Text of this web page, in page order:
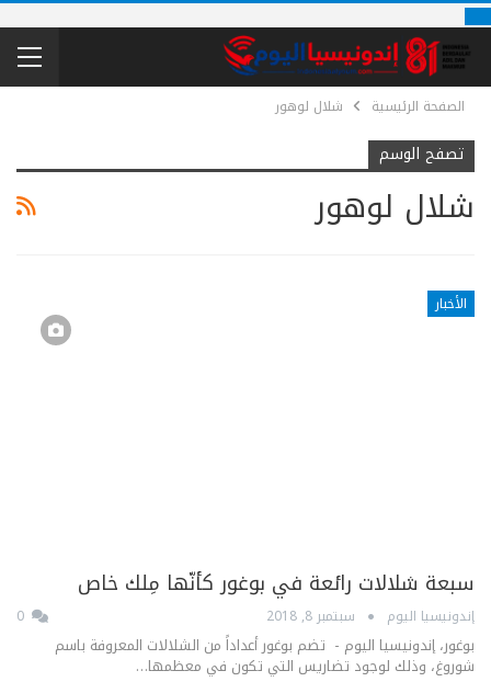
الصفحة الرئيسية شلال لوهور
تصفح الوسم
شلال لوهور
الأخبار
سبعة شلالات رائعة في بوغور كأنّها مِلك خاص
إندونيسيا اليوم سبتمبر 8, 2018
بوغور، إندونيسيا اليوم - تضم بوغور أعداداً من الشلالات المعروفة باسم
شوروغ، وذلك لوجود تضاريس التي تكون في معظمها…